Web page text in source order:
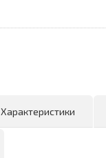
Характеристики